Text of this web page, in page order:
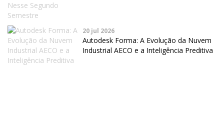
20 jul 2026
Autodesk Forma: A Evolução da Nuvem
Industrial AECO e a Inteligência Preditiva